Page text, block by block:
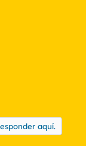
aquí.